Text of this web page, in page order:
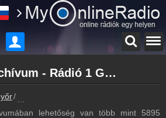
Rádió 1 Győr archívum - Rádió 1 Győr podcasts - Rádió 1 Győr visszahallgatás
lehetőség van több mint 5895